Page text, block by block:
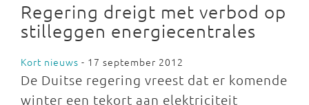
Regering dreigt met verbod op
stilleggen energiecentrales
Kort nieuws - 17 september 2012
De Duitse regering vreest dat er komende
winter een tekort aan elektriciteit